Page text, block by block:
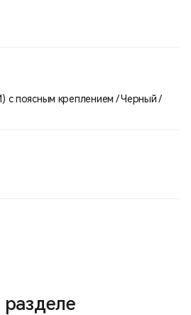
поясным креплением / Черный /